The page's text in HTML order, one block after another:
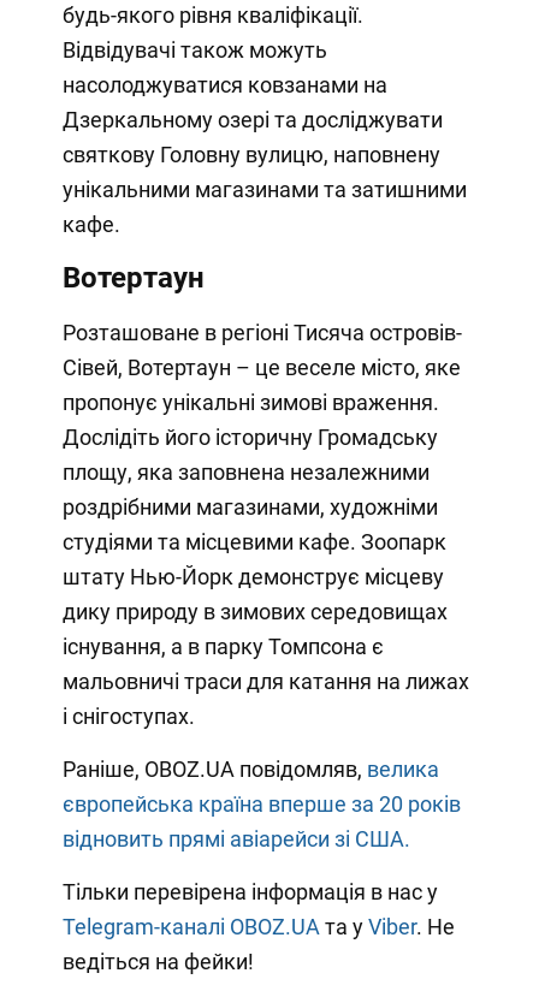
будь-якого рівня кваліфікації.
Відвідувачі також можуть
насолоджуватися ковзанами на
Дзеркальному озері та досліджувати
святкову Головну вулицю, наповнену
унікальними магазинами та затишними
кафе.
Вотертаун
Розташоване в регіоні Тисяча островів-
Сівей, Вотертаун – це веселе місто, яке
пропонує унікальні зимові враження.
Дослідіть його історичну Громадську
площу, яка заповнена незалежними
роздрібними магазинами, художніми
студіями та місцевими кафе. Зоопарк
штату Нью-Йорк демонструє місцеву
дику природу в зимових середовищах
існування, а в парку Томпсона є
мальовничі траси для катання на лижах
і снігоступах.
Раніше, OBOZ.UA повідомляв, велика
європейська країна вперше за 20 років
відновить прямі авіарейси зі США.
Тільки перевірена інформація в нас у
Telegram-каналі OBOZ.UA та уViber. Не
ведіться на фейки!